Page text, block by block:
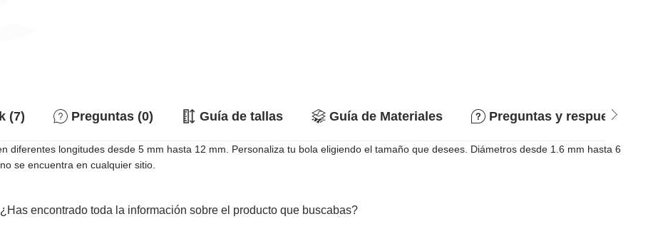
(7) Preguntas (0) Guía de tallas Guía de Materiales Preguntas y respuestas
diferentes longitudes desde 5 mm hasta 12 mm. Personaliza tu bola eligiendo el tamaño que desees. Diámetros desde 1.6 mm hasta 6
se encuentra en cualquier sitio.
¿Has encontrado toda la información sobre el producto que buscabas?